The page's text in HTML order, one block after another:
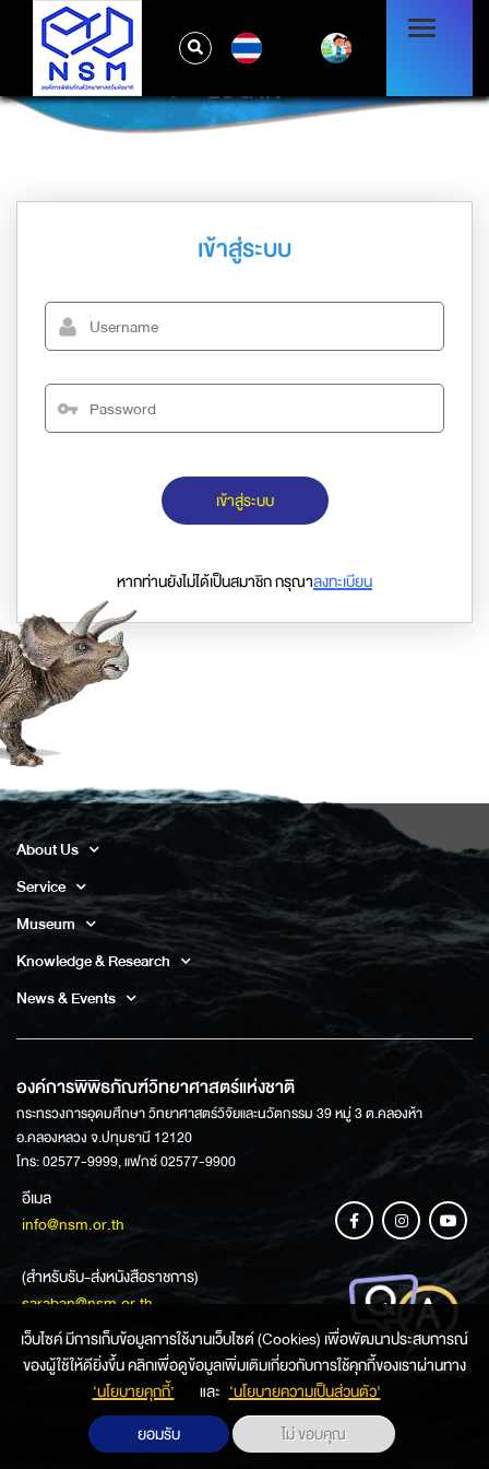
LOG IN
เข้าสู่ระบบ
เข้าสู่ระบบ
หากท่านยังไม่ได้เป็นสมาชิก กรุณาลงทะเบียน
About Us
Service
Museum
Knowledge & Research
News & Events
องค์การพิพิธภัณฑ์วิทยาศาสตร์แห่งชาติ
กระทรวงการอุดมศึกษา วิทยาศาสตร์วิจัยและนวัตกรรม 39 หมู่ 3 ต.คลองห้า
อ.คลองหลวง จ.ปทุมธานี 12120
โทร: 02577-9999, แฟกซ์ 02577-9900
อีเมล
info@nsm.or.th
(สำหรับรับ-ส่งหนังสือราชการ)
saraban@nsm.or.th
ช่องทางการสอบถามข้อมูล
เว็บไซค์ มีการเก็บข้อมูลการใช้งานเว็บไซต์ (Cookies) เพื่อพัฒนาประสบการณ์
ของผู้ใช้ให้ดียิ่งขึ้น คลิกเพื่อดูข้อมูลเพิ่มเติมเกี่ยวกับการใช้คุกกี้ของเราผ่านทาง
‘นโยบายคุกกี้’
และ ‘นโยบายความเป็นส่วนตัว'
ยอมรับ
ไม่ ขอบคุณ